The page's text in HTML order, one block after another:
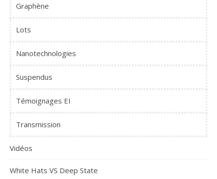
Graphène
Lots
Nanotechnologies
Suspendus
Témoignages EI
Transmission
Vidéos
White Hats VS Deep State